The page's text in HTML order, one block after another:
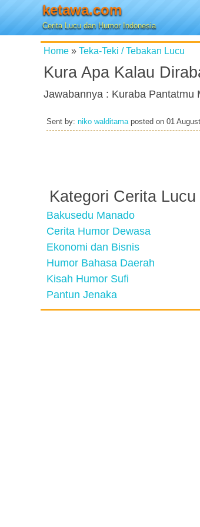
ketawa.com
Cerita Lucu dan Humor Indonesia
Home » Teka-Teki / Tebakan Lucu
Kura Apa Kalau
Jawabannya : Kuraba Pantatmu
Sent by: niko walditamaposted on 01
Kategori Cerita Lucu
Bakusedu Manado
Cerita Humor Dewasa
Ekonomi dan Bisnis
Humor Bahasa Daerah
Kisah Humor Sufi
Pantun Jenaka